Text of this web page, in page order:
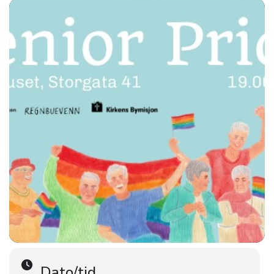
Første «senior-pride
» lagde FRI Oslo og Viken
sammen med Kirkens bymisjon i 2021. Denne markeringen var
del av NRKs pridefest-sending! Velkommen til senior-pride for
femte gang i 2025.
Finn veien til Senior Pride 2025 – se
Gratis inngang.
Dato: 19.06.2025
Sted: Pridehuset, Storgata 41, 0183 Oslo – informasjon om
tilgjengelighet kommer
Program og gjester annonseres snart.
Enten du har vært med i kampen i tiår, eller om dette er din
første Pride – du er hjertelig velkommen. Kom som du er – og
bli med på feiringen!
Arrangementsbanner: Akvarellmalte illustrasjoner av lhbti+
personer som smiler og har Pride-flagg på en lys blå